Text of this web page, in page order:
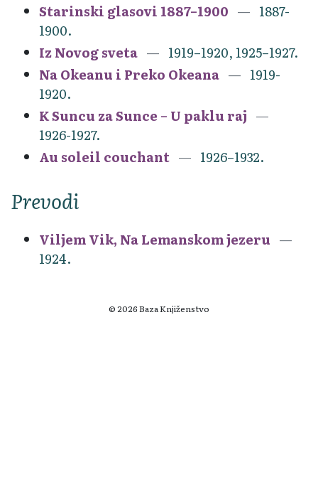
Starinski glasovi 1887–1900
1887-
1900.
Iz Novog sveta
1919–1920, 1925–1927.
Na Okeanu i Preko Okeana
1919-
1920.
K Suncu za Sunce – U paklu raj
1926-1927.
Au soleil couchant
1926–1932.
Prevodi
Viljem Vik, Na Lemanskom jezeru
1924.
© 2026 Baza Knjiženstvo